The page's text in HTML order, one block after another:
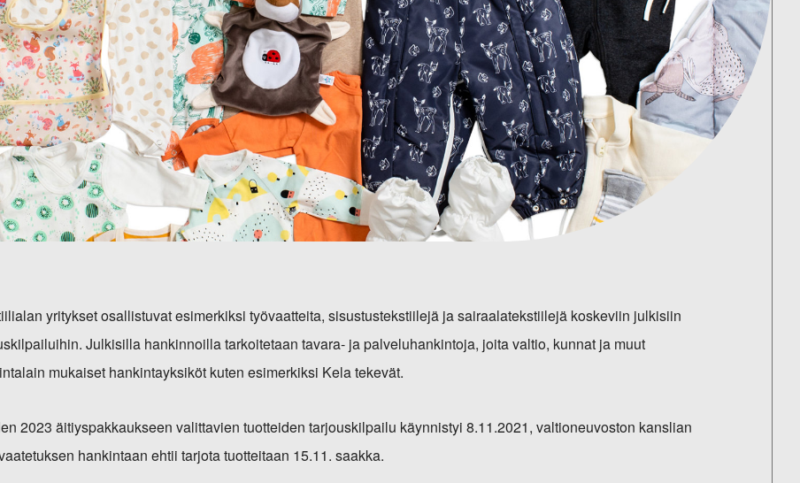
yritykset osallistuvat esimerkiksi työvaatteita, sisustustekstiilejä ja sairaalatekstiilejä koskeviin julkisiin
Julkisilla hankinnoilla tarkoitetaan tavara- ja palveluhankintoja, joita valtio, kunnat ja muut
mukaiset hankintayksiköt kuten esimerkiksi Kela tekevät.
2023 äitiyspakkaukseen valittavien tuotteiden tarjouskilpailu käynnistyi 8.11.2021, valtioneuvoston kanslian
hankintaan ehtii tarjota tuotteitaan 15.11. saakka.